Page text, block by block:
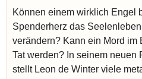
Können einem wirklich Engel
Spenderherz das
verändern? Kann ein Mord im
Tat werden? In seinem neuen
stellt Leon de Winter viele